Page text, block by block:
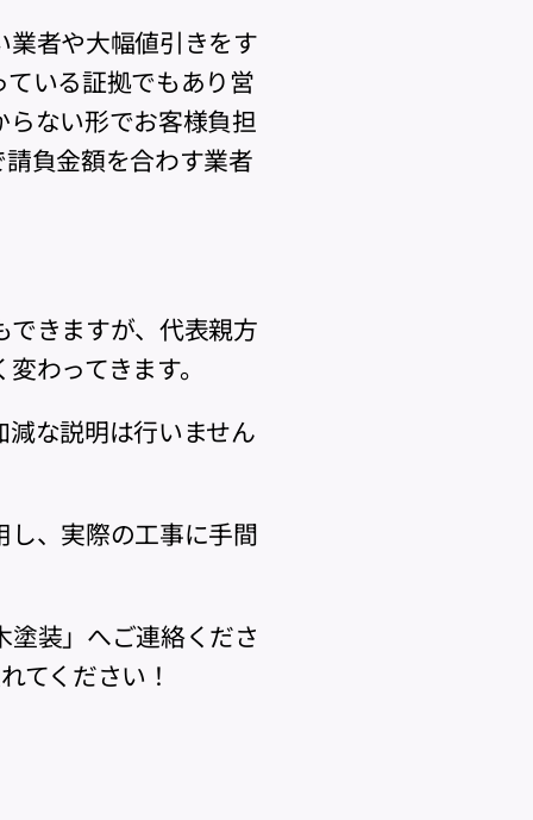
者や大幅値引きをす
いる証拠でもあり営
ない形でお客様負担
負金額を合わす業者
きますが、代表親方
わってきます。
な説明は行いません
、実際の工事に手間
装」へご連絡くださ
てください！